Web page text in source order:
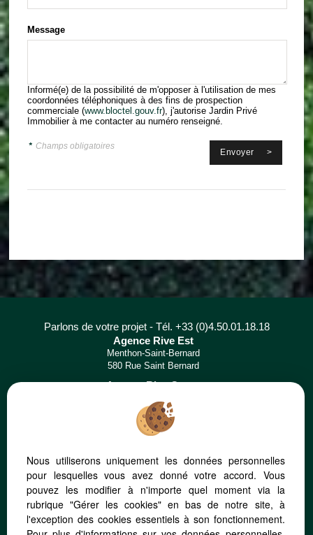
Message
Informé(e) de la possibilité de m'opposer à l'utilisation de mes
coordonnées téléphoniques à des fins de prospection
commerciale (www.bloctel.gouv.fr), j'autorise Jardin Privé
Immobilier à me contacter au numéro renseigné.
* Champs obligatoires
Parlons de votre projet - Tél. +33 (0)4.50.01.18.18
Agence Rive Est
Menthon-Saint-Bernard
580 Rue Saint Bernard
Agence Rive Ouest
117 Route de l'Église
Mentions Légales Politique de protection des données
Gérer les cookies
Notre barème d'honoraires
Nous utiliserons uniquement les données personnelles
pour lesquelles vous avez donné votre accord. Vous
pouvez les modifier à n'importe quel moment via la
rubrique "Gérer les cookies" en bas de notre site, à
l'exception des cookies essentiels à son fonctionnement.